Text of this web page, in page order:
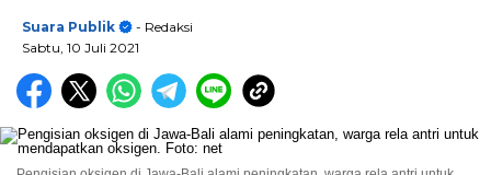
Suara Publik
- Redaksi
Sabtu, 10 Juli 2021